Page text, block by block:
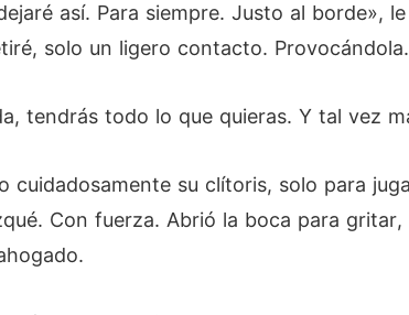
así. Para siempre. Justo al
solo un ligero contacto. Provocándola.
tendrás todo lo que quieras. Y tal vez
cuidadosamente su clítoris, solo para
Con fuerza. Abrió la boca para